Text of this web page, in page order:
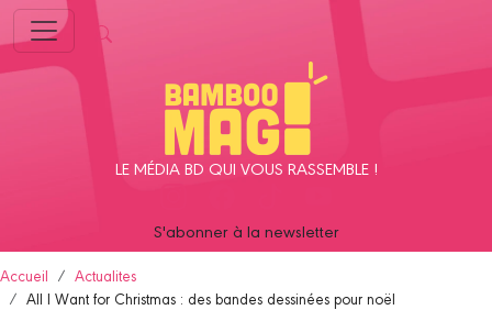
LE MÉDIA BD QUI VOUS RASSEMBLE !
S'abonner à la newsletter
Accueil
Actualites
All I Want for Christmas : des bandes dessinées pour noël
Panneau de gestion des cookies